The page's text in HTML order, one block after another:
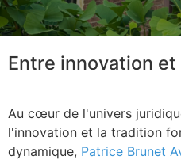
Entre innovation
Au cœur de l'univers
l'innovation et la tradition
dynamique, Patrice Brunet